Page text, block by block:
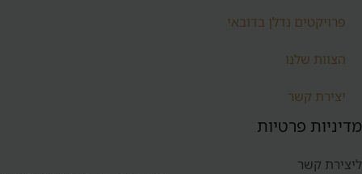
פרויקטים נדלן בדובאי
הצוות שלנו
יצירת קשר
מדיניות פרטיות
ליצירת קשר